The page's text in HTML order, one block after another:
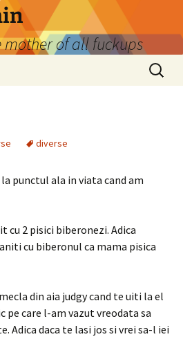
mother of all fuckups
Search
for:
diverse
punctul ala in viata cand am
cu 2 pisici biberonezi. Adica
cu biberonul ca mama pisica
din aia judgy cand te uiti la el
pe care l-am vazut vreodata sa
Adica daca te lasi jos si vrei sa-l iei